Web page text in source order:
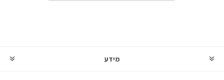
מידע